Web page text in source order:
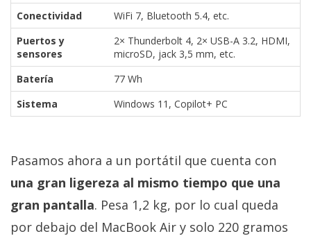
Conectividad
WiFi 7, Bluetooth 5.4, etc.
Puertos y
sensores
2× Thunderbolt 4, 2× USB-A 3.2, HDMI,
microSD, jack 3,5 mm, etc.
Batería
77 Wh
Sistema
Windows 11, Copilot+ PC
Pasamos ahora a un portátil que cuenta con
una gran ligereza al mismo tiempo que una
gran pantalla. Pesa 1,2 kg, por lo cual queda
por debajo del MacBook Air y solo 220 gramos